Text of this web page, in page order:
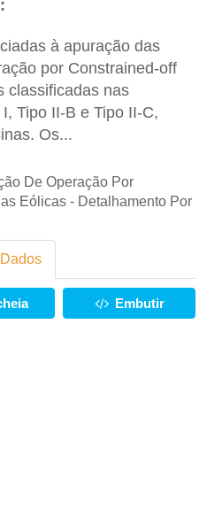
à apuração das
por Constrained-off
classificadas nas
Tipo II-B e Tipo II-C,
Os...
De Operação Por
Eólicas - Detalhamento Por
Embutir